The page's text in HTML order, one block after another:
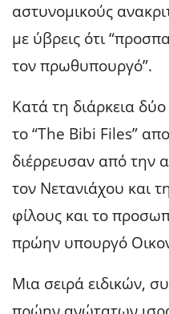
αστυνομικούς
με ύβρεις ότι
τον πρωθυπουργό”.
Κατά τη διάρκεια
το “The Bibi Files”
διέρρευσαν από την
τον Νετανιάχου και
φίλους και το
πρώην υπουργό
Μια σειρά ειδικών,